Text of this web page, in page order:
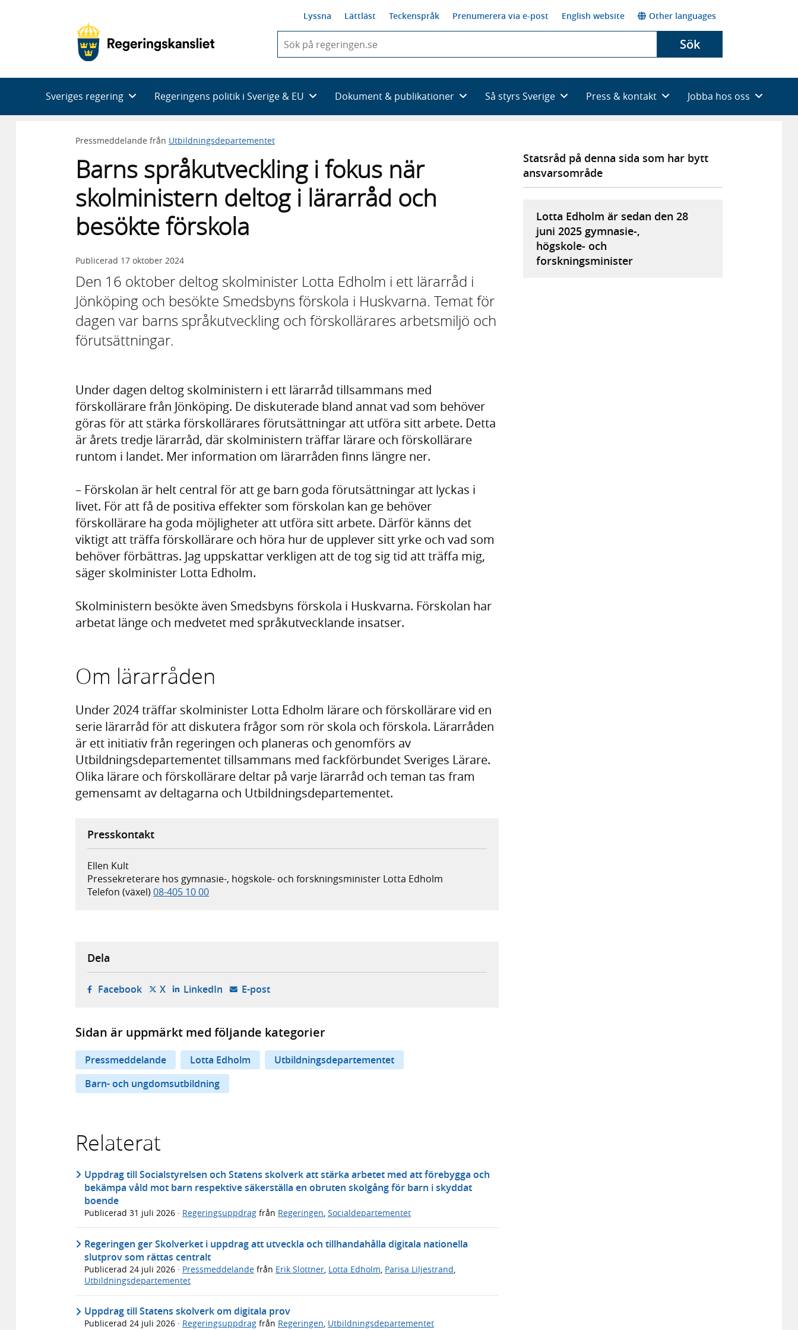
Lyssna Lättläst Teckenspråk Prenumerera via e-post English website Other languages
du
skriva
framträder
en
Sök
Sveriges regering Regeringens politik i Sverige & EU Dokument & publikationer Så styrs Sverige Press & kontakt Jobba hos oss
Pressmeddelande från Utbildningsdepartementet
Barns språkutveckling i fokus när
skolministern deltog i lärarråd och
besökte förskola
Publicerad 17 oktober 2024
Den 16 oktober deltog skolminister Lotta Edholm i ett lärarråd i
Jönköping och besökte Smedsbyns förskola i Huskvarna. Temat för
dagen var barns språkutveckling och förskollärares arbetsmiljö och
förutsättningar.
Under dagen deltog skolministern i ett lärarråd tillsammans med
förskollärare från Jönköping. De diskuterade bland annat vad som behöver
göras för att stärka förskollärares förutsättningar att utföra sitt arbete. Detta
är årets tredje lärarråd, där skolministern träffar lärare och förskollärare
runtom i landet. Mer information om lärarråden finns längre ner.
– Förskolan är helt central för att ge barn goda förutsättningar att lyckas i
livet. För att få de positiva effekter som förskolan kan ge behöver
förskollärare ha goda möjligheter att utföra sitt arbete. Därför känns det
viktigt att träffa förskollärare och höra hur de upplever sitt yrke och vad som
behöver förbättras. Jag uppskattar verkligen att de tog sig tid att träffa mig,
säger skolminister Lotta Edholm.
Skolministern besökte även Smedsbyns förskola i Huskvarna. Förskolan har
arbetat länge och medvetet med språkutvecklande insatser.
Om lärarråden
Under 2024 träffar skolminister Lotta Edholm lärare och förskollärare vid en
serie lärarråd för att diskutera frågor som rör skola och förskola. Lärarråden
är ett initiativ från regeringen och planeras och genomförs av
Utbildningsdepartementet tillsammans med fackförbundet Sveriges Lärare.
Olika lärare och förskollärare deltar på varje lärarråd och teman tas fram
gemensamt av deltagarna och Utbildningsdepartementet.
Presskontakt
Ellen Kult
Pressekreterare hos gymnasie-, högskole- och forskningsminister Lotta Edholm
Telefon (växel) 08-405 10 00
Statsråd på denna sida som har bytt
ansvarsområde
Lotta Edholm är sedan den 28
juni 2025 gymnasie-,
högskole- och
forskningsminister
Dela
Facebook- öppnas i ny flik, extern webbplats,
X- öppnas i ny flik, extern webbplats,
LinkedIn- öppnas i ny flik, extern webbplats,
E-post- öppnar din e-postklient,
Sidan är uppmärkt med följande kategorier
Pressmeddelande Lotta Edholm
Utbildningsdepartementet
Barn- och ungdomsutbildning
Relaterat
Uppdrag till Socialstyrelsen och Statens skolverk att stärka arbetet med att förebygga och
bekämpa våld mot barn respektive säkerställa en obruten skolgång för barn i skyddat
boende
Publicerad 31 juli 2026 · Regeringsuppdrag från Regeringen, Socialdepartementet
Regeringen ger Skolverket i uppdrag att utveckla och tillhandahålla digitala nationella
slutprov som rättas centralt
Publicerad 24 juli 2026 · Pressmeddelande från Erik Slottner Lotta Edholm Parisa Liljestrand
Utbildningsdepartementet
Uppdrag till Statens skolverk om digitala prov
Publicerad 24 juli 2026 · Regeringsuppdrag från Regeringen, Utbildningsdepartementet